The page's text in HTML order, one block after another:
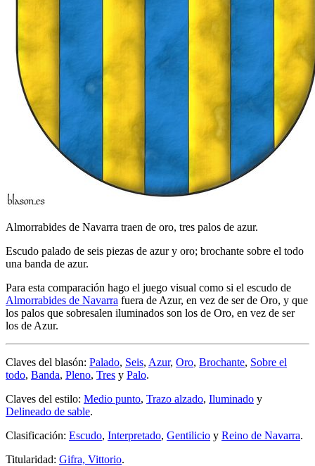
Almorrabides de Navarra traen de oro, tres palos de azur.
Escudo palado de seis piezas de azur y oro; brochante sobre el todo
una banda de azur.
Para esta comparación hago el juego visual como si el escudo de
Almorrabides de Navarra fuera de Azur, en vez de ser de Oro, y que
los palos que sobresalen iluminados son los de Oro, en vez de ser
los de Azur.
Claves del blasón: Palado, Seis, Azur, Oro, Brochante, Sobre el
todo, Banda, Pleno, Tres y Palo.
Claves del estilo: Medio punto, Trazo alzado, Iluminado y
Delineado de sable.
Clasificación: Escudo, Interpretado, Gentilicio y Reino de Navarra.
Titularidad: Gifra, Vittorio.